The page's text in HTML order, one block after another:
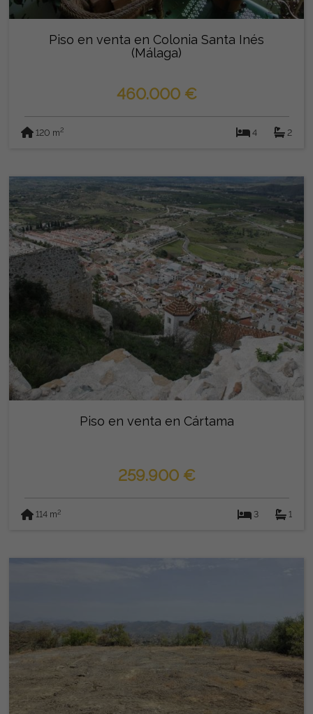
Piso en venta en Colonia Santa Inés
(Málaga)
460.000 €
120 m2 4 2
Piso en venta en Cártama
259.900 €
114 m2 3 1